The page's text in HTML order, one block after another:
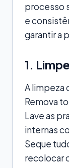
processo
e
garantir a
1.
A limpeza
Remova
Lave as
internas
Seque
recolocar